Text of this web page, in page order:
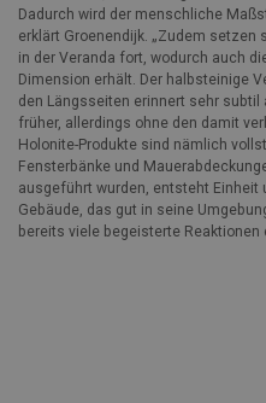
Dadurch wird der menschliche
erklärt Groenendijk. „Zudem
in der Veranda fort, wodurch auch
Dimension erhält. Der halbsteinige
den Längsseiten erinnert sehr
früher, allerdings ohne den damit
Holonite-Produkte sind nämlich
Fensterbänke und
ausgeführt wurden, entsteht Einheit
Gebäude, das gut in seine
bereits viele begeisterte Reaktionen